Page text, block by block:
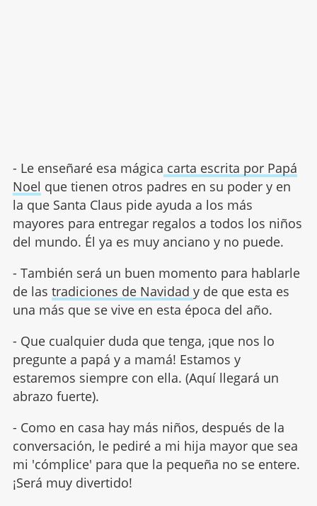
- Le enseñaré esa mágica carta escrita por Papá
Noel que tienen otros padres en su poder y en
la que Santa Claus pide ayuda a los más
mayores para entregar regalos a todos los niños
del mundo. Él ya es muy anciano y no puede.
- También será un buen momento para hablarle
de las tradiciones de Navidad y de que esta es
una más que se vive en esta época del año.
- Que cualquier duda que tenga, ¡que nos lo
pregunte a papá y a mamá! Estamos y
estaremos siempre con ella. (Aquí llegará un
abrazo fuerte).
- Como en casa hay más niños, después de la
conversación, le pediré a mi hija mayor que sea
mi 'cómplice' para que la pequeña no se entere.
¡Será muy divertido!